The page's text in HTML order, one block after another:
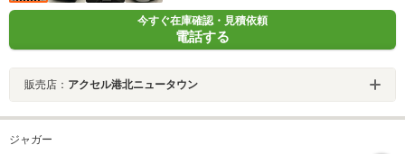
今すぐ在庫確認・見積依頼
電話する
販売店： アクセル港北ニュータウン
ジャガー